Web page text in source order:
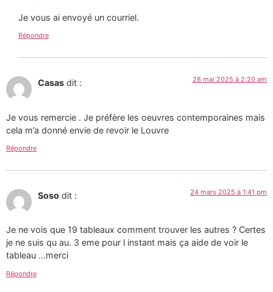
Je vous ai envoyé un courriel.
Répondre
Casas dit : 28 mai 2025 à 2:20 am
Je vous remercie . Je préfère les oeuvres contemporaines mais
cela m’a donné envie de revoir le Louvre
Répondre
Soso dit : 24 mars 2025 à 1:41 pm
Je ne vois que 19 tableaux comment trouver les autres ? Certes
je ne suis qu au. 3 eme pour l instant mais ça aide de voir le
tableau …merci
Répondre